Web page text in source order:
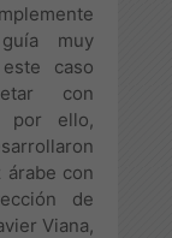
muy
caso
con
por ello,
árabe con
de
Viana,